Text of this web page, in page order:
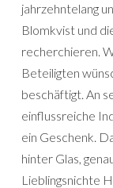
jahrzehntelang
Blomkvist und
recherchieren.
Beteiligten
beschäftigt. An
einflussreiche
ein Geschenk.
hinter Glas,
Lieblingsnichte